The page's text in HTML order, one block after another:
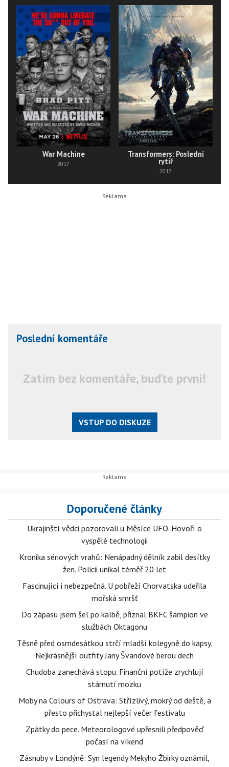
War Machine
2017
Transformers: Poslední
rytíř
2017
Poslední komentáře
Zatím bez komentáře, buďte první!
VSTUP DO DISKUZE
Doporučené články
Ukrajinští vědci pozorovali u Měsíce UFO. Hovoří o
vyspělé technologii
Kronika sériových vrahů: Nenápadný dělník zabil desítky
žen. Policii unikal téměř 20 let
Fascinující i nebezpečná. U pobřeží Chorvatska udeřila
mořská smršť
Do zápasu jsem šel po kalbě, přiznal BKFC šampion ve
službách Oktagonu
Těsně před osmdesátkou strčí mladší kolegyně do kapsy.
Nejkrásnější outfity Jany Švandové berou dech
Chudoba zanechává stopu. Finanční potíže zrychlují
stárnutí mozku
Moby na Colours of Ostrava: Střízlivý, mokrý od deště, a
přesto přichystal nejlepší večer festivalu
Zpátky do pece. Meteorologové upřesnili předpověď
počasí na víkend
Zásnuby v Londýně: Syn legendy Mekyho Žbirky oznámil,